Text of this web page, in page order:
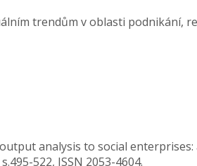
trendům v oblasti podnikání,
analysis to social enterprises:
522, ISSN 2053-4604.